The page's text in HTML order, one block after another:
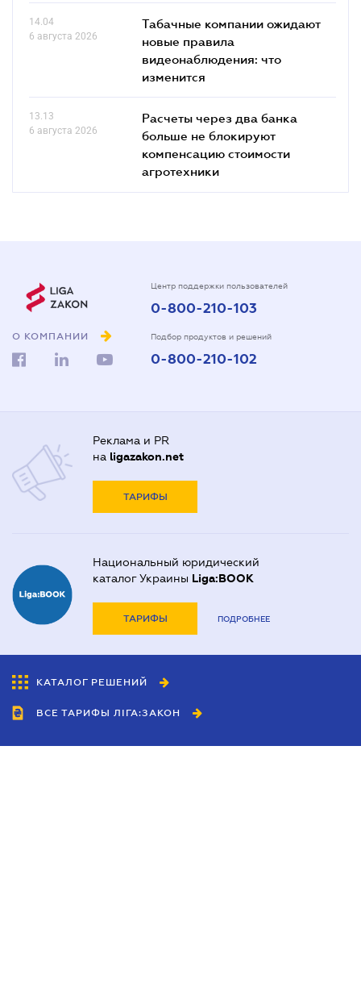
14.04
6 августа 2026
Табачные компании ожидают
новые правила
видеонаблюдения: что
изменится
13.13
6 августа 2026
Расчеты через два банка
больше не блокируют
компенсацию стоимости
агротехники
О КОМПАНИИ
Центр поддержки пользователей
0-800-210-103
Подбор продуктов и решений
0-800-210-102
Реклама и PR
на ligazakon.net
ТАРИФЫ
Национальный юридический
каталог Украины Liga:BOOK
ТАРИФЫ ПОДРОБНЕЕ
КАТАЛОГ РЕШЕНИЙ
ВСЕ ТАРИФЫ ЛІГА:ЗАКОН